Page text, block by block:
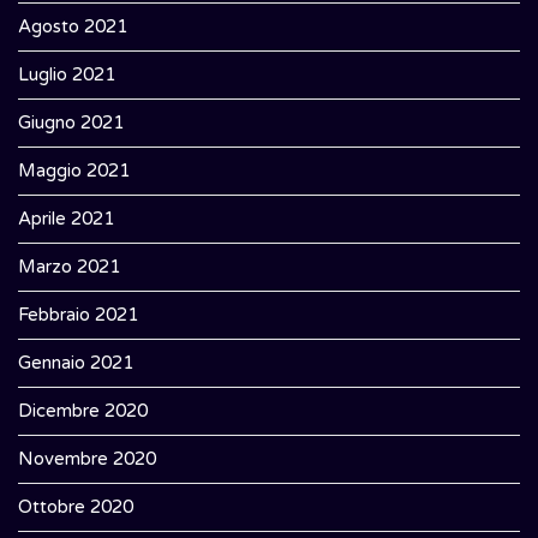
Agosto 2021
Luglio 2021
Giugno 2021
Maggio 2021
Aprile 2021
Marzo 2021
Febbraio 2021
Gennaio 2021
Dicembre 2020
Novembre 2020
Ottobre 2020